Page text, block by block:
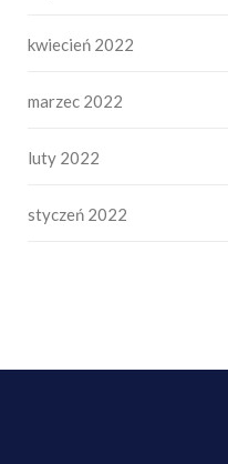
kwiecień 2022
marzec 2022
luty 2022
styczeń 2022